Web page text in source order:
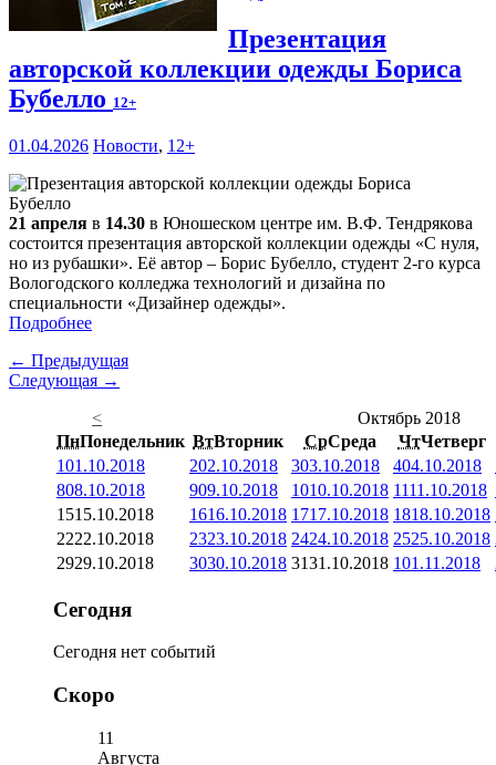
Презентация
авторской коллекции одежды Бориса
Бубелло 12+
01.04.2026 Новости, 12+
21 апреля в 14.30 в Юношеском центре им. В.Ф. Тендрякова
состоится презентация авторской коллекции одежды «С нуля,
но из рубашки». Её автор – Борис Бубелло, студент 2-го курса
Вологодского колледжа технологий и дизайна по
специальности «Дизайнер одежды».
Подробнее
← Предыдущая
Следующая →
<
Октябрь 2018
ПнПонедельник ВтВторник СрСреда ЧтЧетверг
101.10.2018 202.10.2018 303.10.2018 404.10.2018
808.10.2018 909.10.2018 1010.10.2018 1111.10.2018
1515.10.2018 1616.10.2018 1717.10.2018 1818.10.2018
2222.10.2018 2323.10.2018 2424.10.2018 2525.10.2018
2929.10.2018 3030.10.2018 3131.10.2018 101.11.2018
Сегодня
Сегодня нет событий
Скоро
11
Августа